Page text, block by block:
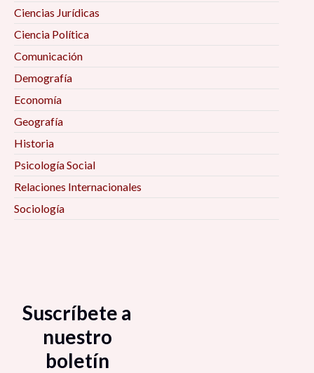
Ciencias Jurídicas
Ciencia Política
Comunicación
Demografía
Economía
Geografía
Historia
Psicología Social
Relaciones Internacionales
Sociología
Suscríbete a
nuestro
boletín